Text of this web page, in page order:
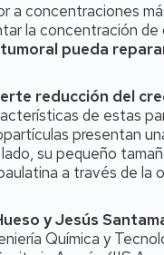
concentraciones
la concentración
pueda
reducción del
de estas
presentan
su pequeño
a través de la
y Jesús
Química y